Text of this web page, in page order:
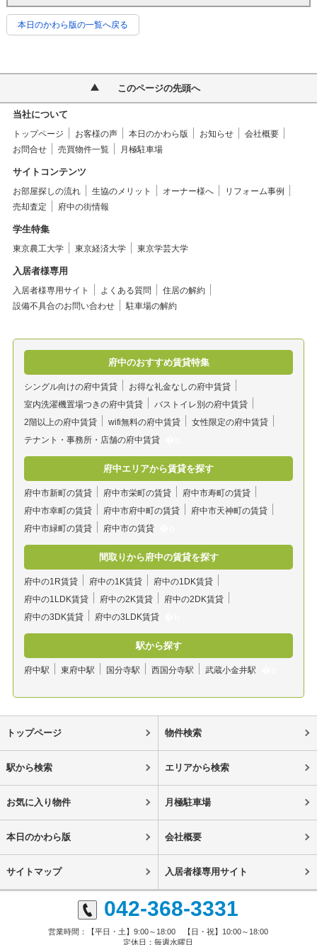
本日のかわら版の一覧へ戻る
このページの先頭へ
当社について
トップページ お客様の声 本日のかわら版 お知らせ
会社概要
お問合せ
売買物件一覧 月極駐車場
サイトコンテンツ
お部屋探しの流れ 生協のメリット オーナー様へ
リフォーム事例
売却査定
府中の街情報
学生特集
東京農工大学 東京経済大学 東京学芸大学
入居者様専用
入居者様専用サイト よくある質問
住居の解約
設備不具合のお問い合わせ
駐車場の解約
府中のおすすめ賃貸特集
シングル向けの府中賃貸
お得な礼金なしの府中賃貸
室内洗濯機置場つきの府中賃貸
バストイレ別の府中賃貸
2階以上の府中賃貸
wifi無料の府中賃貸
女性限定の府中賃貸
テナント・事務所・店舗の府中賃貸
府中エリアから賃貸を探す
府中市新町の賃貸 府中市栄町の賃貸
府中市寿町の賃貸
府中市幸町の賃貸
府中市府中町の賃貸
府中市天神町の賃貸
府中市緑町の賃貸
府中市の賃貸
間取りから府中の賃貸を探す
府中の1R賃貸 府中の1K賃貸
府中の1DK賃貸
府中の1LDK賃貸
府中の2K賃貸
府中の2DK賃貸
府中の3DK賃貸
府中の3LDK賃貸
駅から探す
府中駅 東府中駅 国分寺駅 西国分寺駅 武蔵小金井駅
トップページ 物件検索
駅から検索 エリアから検索
お気に入り物件 月極駐車場
本日のかわら版 会社概要
サイトマップ 入居者様専用サイト
042-368-3331
営業時間：【平日・土】9:00～18:00 【日・祝】10:00～18:00
定休日：毎週水曜日